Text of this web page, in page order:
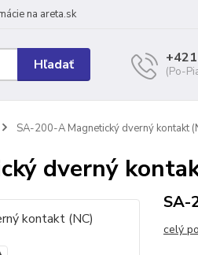
na areta.sk
Hľadať (Po-
SA-200-A Magnetický dverný kontakt
dverný
SA-
celý